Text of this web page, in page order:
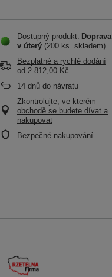
Dostupný produkt Doprava
v úterý (200 ks. skladem)
Bezplatné a rychlé dodání
od 2 812,00 Kč
14 dnů do návratu
Zkontrolujte, ve kterém
obchodě se budete dívat a
nakupovat
Bezpečné nakupování